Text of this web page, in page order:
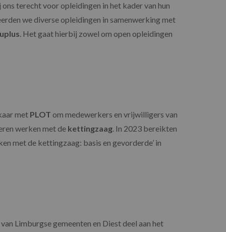
terecht voor opleidingen in het kader van hun
we diverse opleidingen in samenwerking met
. Het gaat hierbij zowel om open opleidingen
met PLOT om medewerkers en vrijwilligers van
werken met de kettingzaag. In 2023 bereikten
met de kettingzaag: basis en gevorderde’ in
Limburgse gemeenten en Diest deel aan het